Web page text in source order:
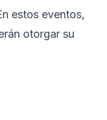
estos eventos,
otorgar su